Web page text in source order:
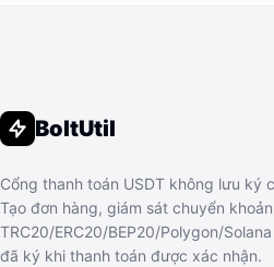
BoltUtil
Cổng thanh toán USDT không lưu ký
Tạo đơn hàng, giám sát chuyển khoản
TRC20/ERC20/BEP20/Polygon/
đã ký khi thanh toán được xác nhận.